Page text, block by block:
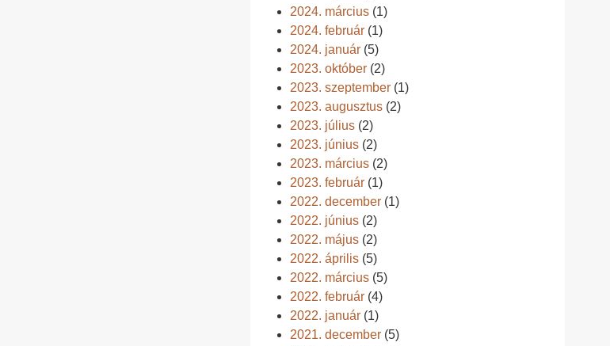
2024. március (1)
2024. február (1)
2024. január (5)
2023. október (2)
2023. szeptember (1)
2023. augusztus (2)
2023. július (2)
2023. június (2)
2023. március (2)
2023. február (1)
2022. december (1)
2022. június (2)
2022. május (2)
2022. április (5)
2022. március (5)
2022. február (4)
2022. január (1)
2021. december (5)